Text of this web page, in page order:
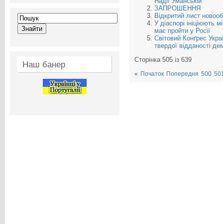
Наш банер
ЗАПРОШЕННЯ
Відкритий лист
У діаспорі ініціюють
має пройти у Росії
Світовий Конґрес
твердої відданості
Сторінка 505 із 639
« Початок Попередня 500